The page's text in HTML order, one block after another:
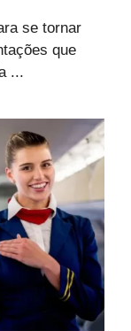
se tornar
que
...